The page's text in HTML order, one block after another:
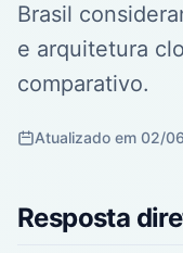
Brasil
e arquitetura
comparativo.
Atualizado em 02/
Resposta